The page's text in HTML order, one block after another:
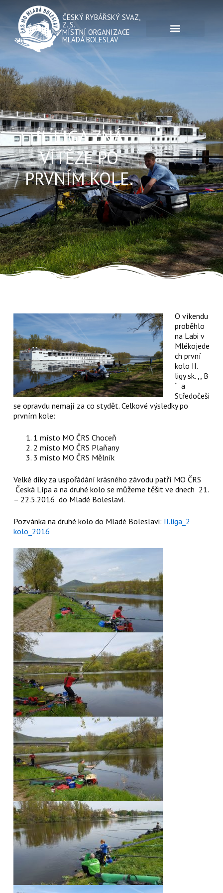
ČESKÝ RYBÁŘSKÝ SVAZ,
Z. S.
MÍSTNÍ ORGANIZACE
MLADÁ BOLESLAV
II. LIGA ZNÁ
VÍTĚZE PO
PRVNÍM KOLE.
O víkendu
proběhlo
na Labi v
Mlékojede
ch první
kolo II.
ligy sk. ,, B
“ a
Středočeši
se opravdu nemají za co stydět. Celkové výsledky po
prvním kole:
1 místo MO ČRS Choceň
2 místo MO ČRS Plaňany
3 místo MO ČRS Mělník
Velké díky za uspořádání krásného závodu patří MO ČRS
Česká Lípa a na druhé kolo se můžeme těšit ve dnech 21.
– 22.5.2016 do Mladé Boleslavi.
Pozvánka na druhé kolo do Mladé Boleslavi: II.liga_2
kolo_2016